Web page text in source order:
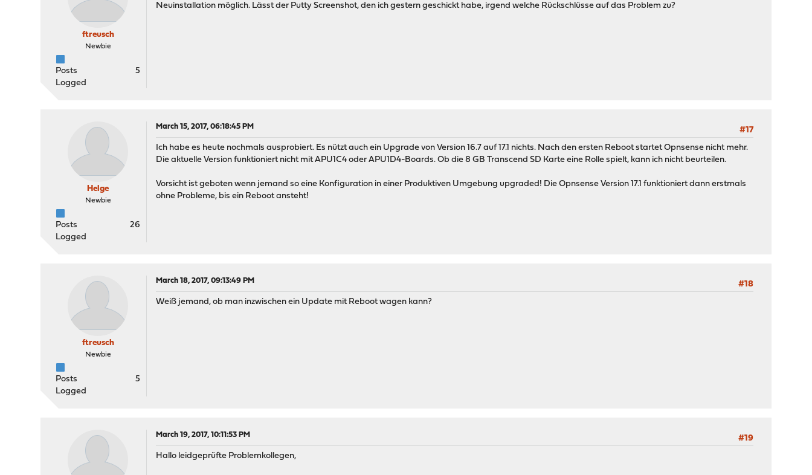
ftreusch
Newbie
Posts
5
Logged
Neuinstallation möglich. Lässt der Putty Screenshot, den ich gestern geschickt habe, irgend welche Rückschlüsse auf das Problem zu?
Helge
Newbie
Posts
26
Logged
March 15, 2017, 06:18:45 PM
#17
Ich habe es heute nochmals ausprobiert. Es nützt auch ein Upgrade von Version 16.7 auf 17.1 nichts. Nach den ersten Reboot startet Opnsense nicht mehr.
Die aktuelle Version funktioniert nicht mit APU1C4 oder APU1D4-Boards. Ob die 8 GB Transcend SD Karte eine Rolle spielt, kann ich nicht beurteilen.
Vorsicht ist geboten wenn jemand so eine Konfiguration in einer Produktiven Umgebung upgraded! Die Opnsense Version 17.1 funktioniert dann erstmals
ohne Probleme, bis ein Reboot ansteht!
ftreusch
Newbie
Posts
5
Logged
March 18, 2017, 09:13:49 PM
#18
Weiß jemand, ob man inzwischen ein Update mit Reboot wagen kann?
March 19, 2017, 10:11:53 PM
#19
Hallo leidgeprüfte Problemkollegen,